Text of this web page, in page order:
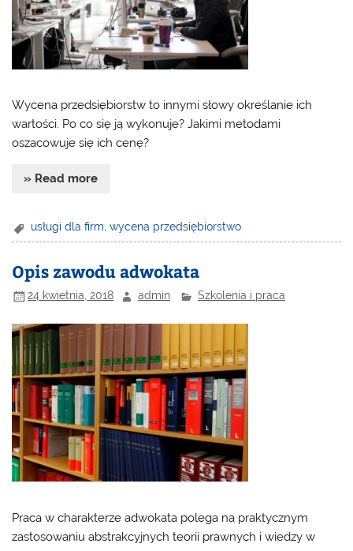
Wycena przedsiębiorstw to innymi słowy określanie ich
wartości. Po co się ją wykonuje? Jakimi metodami
oszacowuje się ich cenę?
» Read more
usługi dla firm,wycena przedsiębiorstwo
Opis zawodu adwokata
24 kwietnia, 2018 admin Szkolenia i praca
Praca w charakterze adwokata polega na praktycznym
zastosowaniu abstrakcyjnych teorii prawnych i wiedzy w